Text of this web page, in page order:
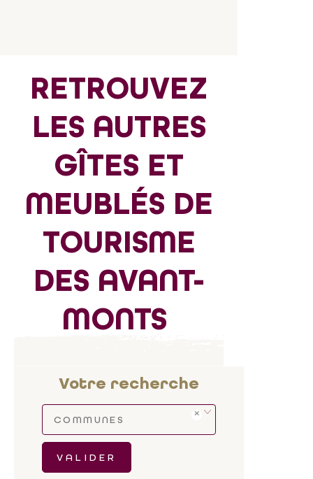
RETROUVEZ
LES AUTRES
GÎTES ET
MEUBLÉS DE
TOURISME
DES AVANT-
MONTS
Votre recherche
COMMUNES
VALIDER